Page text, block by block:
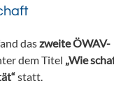
daszweite ÖWAV-
dem Titel „Wie
statt.